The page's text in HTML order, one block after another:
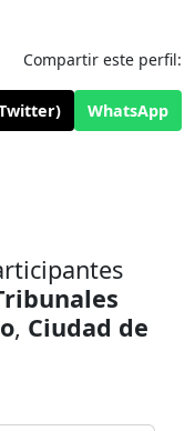
Compartir este perfil:
WhatsApp
, Ciudad de